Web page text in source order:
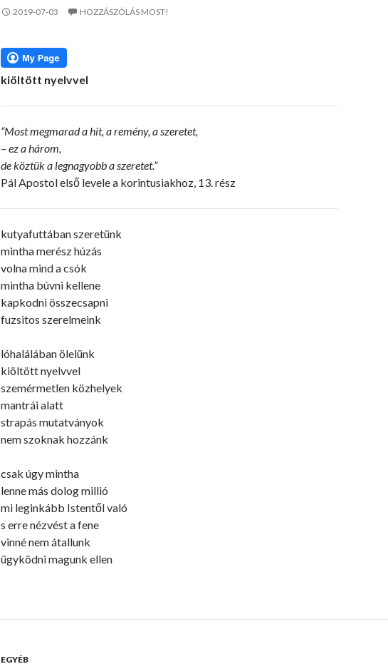
2019-07-03 HOZZÁSZÓLÁS MOST!
kiöltött nyelvvel
“Most megmarad a hit, a remény, a szeretet,
– ez a három,
de köztük a legnagyobb a szeretet.”
Pál Apostol első levele a korintusiakhoz, 13. rész
kutyafuttában szeretünk
mintha merész húzás
volna mind a csók
mintha búvni kellene
kapkodni összecsapni
fuzsitos szerelmeink
lóhalálában ölelünk
kiöltött nyelvvel
szemérmetlen közhelyek
mantrái alatt
strapás mutatványok
nem szoknak hozzánk
csak úgy mintha
lenne más dolog millió
mi leginkább Istentől való
s erre nézvést a fene
vinné nem átallunk
ügyködni magunk ellen
EGYÉB